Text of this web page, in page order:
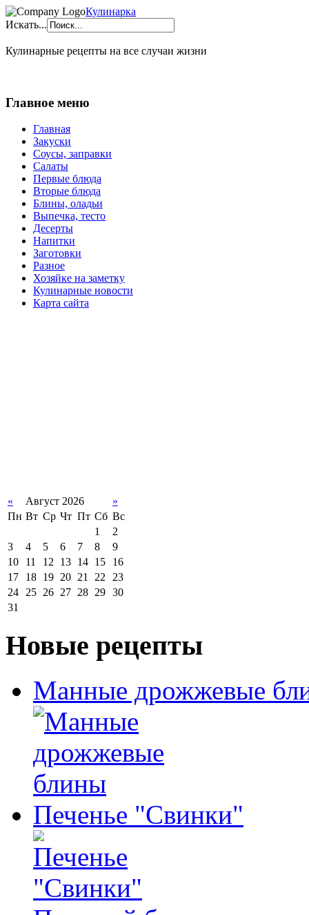
Кулинарка
Искать...
Кулинарные рецепты на все случаи жизни
Главное меню
Главная
Закуски
Соусы, заправки
Салаты
Первые блюда
Вторые блюда
Блины, оладьи
Выпечка, тесто
Десерты
Напитки
Заготовки
Разное
Хозяйке на заметку
Кулинарные новости
Карта сайта
« Август 2026
»
Пн Вт Ср Чт Пт Сб Вс
1
2
3
4 5 6 7 8
9
10
11 12 13 14 15
16
17
18 19 20 21 22 23
24 25 26 27 28 29 30
31
Новые рецепты
Манные дрожжевые
Печенье "Свинки"